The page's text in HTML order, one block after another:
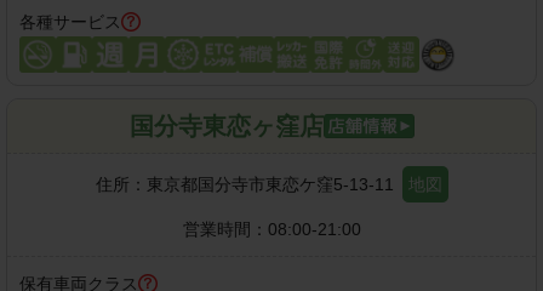
各種サービス
国分寺東恋ヶ窪店
住所： 東京都国分寺市東恋ケ窪5-13-11 地図
営業時間： 08:00-21:00
保有車両クラス